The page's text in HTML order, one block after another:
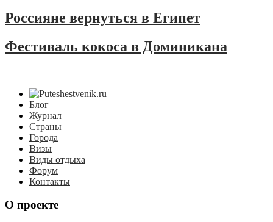
Россияне вернуться в Египет
Фестиваль кокоса в Доминикана
Блог
Журнал
Страны
Города
Визы
Виды отдыха
Форум
Контакты
О проекте